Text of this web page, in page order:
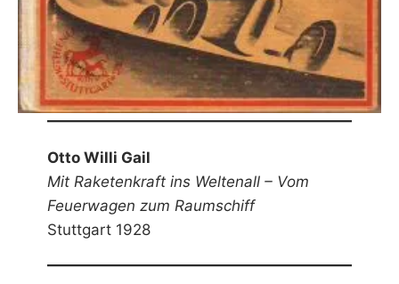
Otto Willi Gail
Mit Raketenkraft ins Weltenall – Vom
Feuerwagen zum Raumschiff
Stuttgart 1928